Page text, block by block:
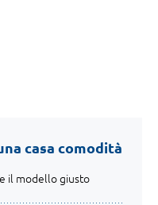
casa comodità
il modello giusto